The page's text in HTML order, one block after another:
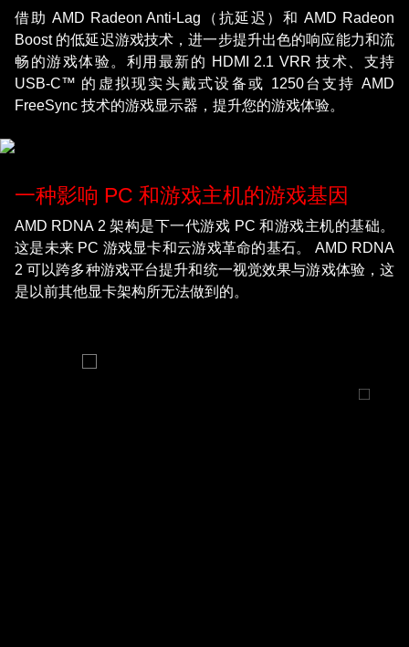
借助 AMD Radeon Anti-Lag（抗延迟）和 AMD Radeon
Boost 的低延迟游戏技术，进一步提升出色的响应能力和流
畅的游戏体验。利用最新的 HDMI 2.1 VRR 技术、支持
USB-C™ 的虚拟现实头戴式设备或 1250台支持 AMD
FreeSync 技术的游戏显示器，提升您的游戏体验。
一种影响 PC 和游戏主机的游戏基因
AMD RDNA 2 架构是下一代游戏 PC 和游戏主机的基础。
这是未来 PC 游戏显卡和云游戏革命的基石。 AMD RDNA
2 可以跨多种游戏平台提升和统一视觉效果与游戏体验，这
是以前其他显卡架构所无法做到的。